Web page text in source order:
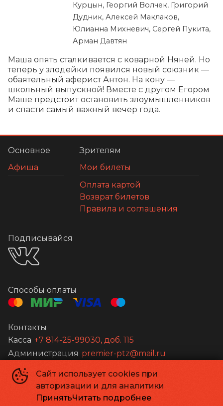
Курцын, Георгий Волчек, Григорий
Дудник, Алексей Маклаков,
Юлианна Михневич, Сергей Пукита,
Арман Давтян
Маша опять сталкивается с коварной Няней. Но
теперь у злодейки появился новый союзник —
обаятельный аферист Антон. На кону —
школьный выпускной! Вместе с другом Егором
Маше предстоит остановить злоумышленников
и спасти самый важный вечер года.
Сайт использует cookies при
авторизации и для аналитики
ПринятьЧитать подробнее
Основное
Афиша
Зрителям
Мои билеты
Оплата картой
Возврат билетов
Правила и соглашения
Подписывайся
Способы оплаты
Контакты
Касса +7 814-25-99030, доб. 115
Администрация premier-ptz@mail.ru
© 2026
Powered byp24.app